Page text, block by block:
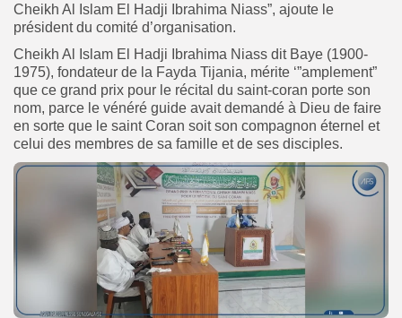
Cheikh Al Islam El Hadji Ibrahima Niass”, ajoute le
président du comité d’organisation.
Cheikh Al Islam El Hadji Ibrahima Niass dit Baye (1900-
1975), fondateur de la Fayda Tijania, mérite ‘”amplement”
que ce grand prix pour le récital du saint-coran porte son
nom, parce le vénéré guide avait demandé à Dieu de faire
en sorte que le saint Coran soit son compagnon éternel et
celui des membres de sa famille et de ses disciples.